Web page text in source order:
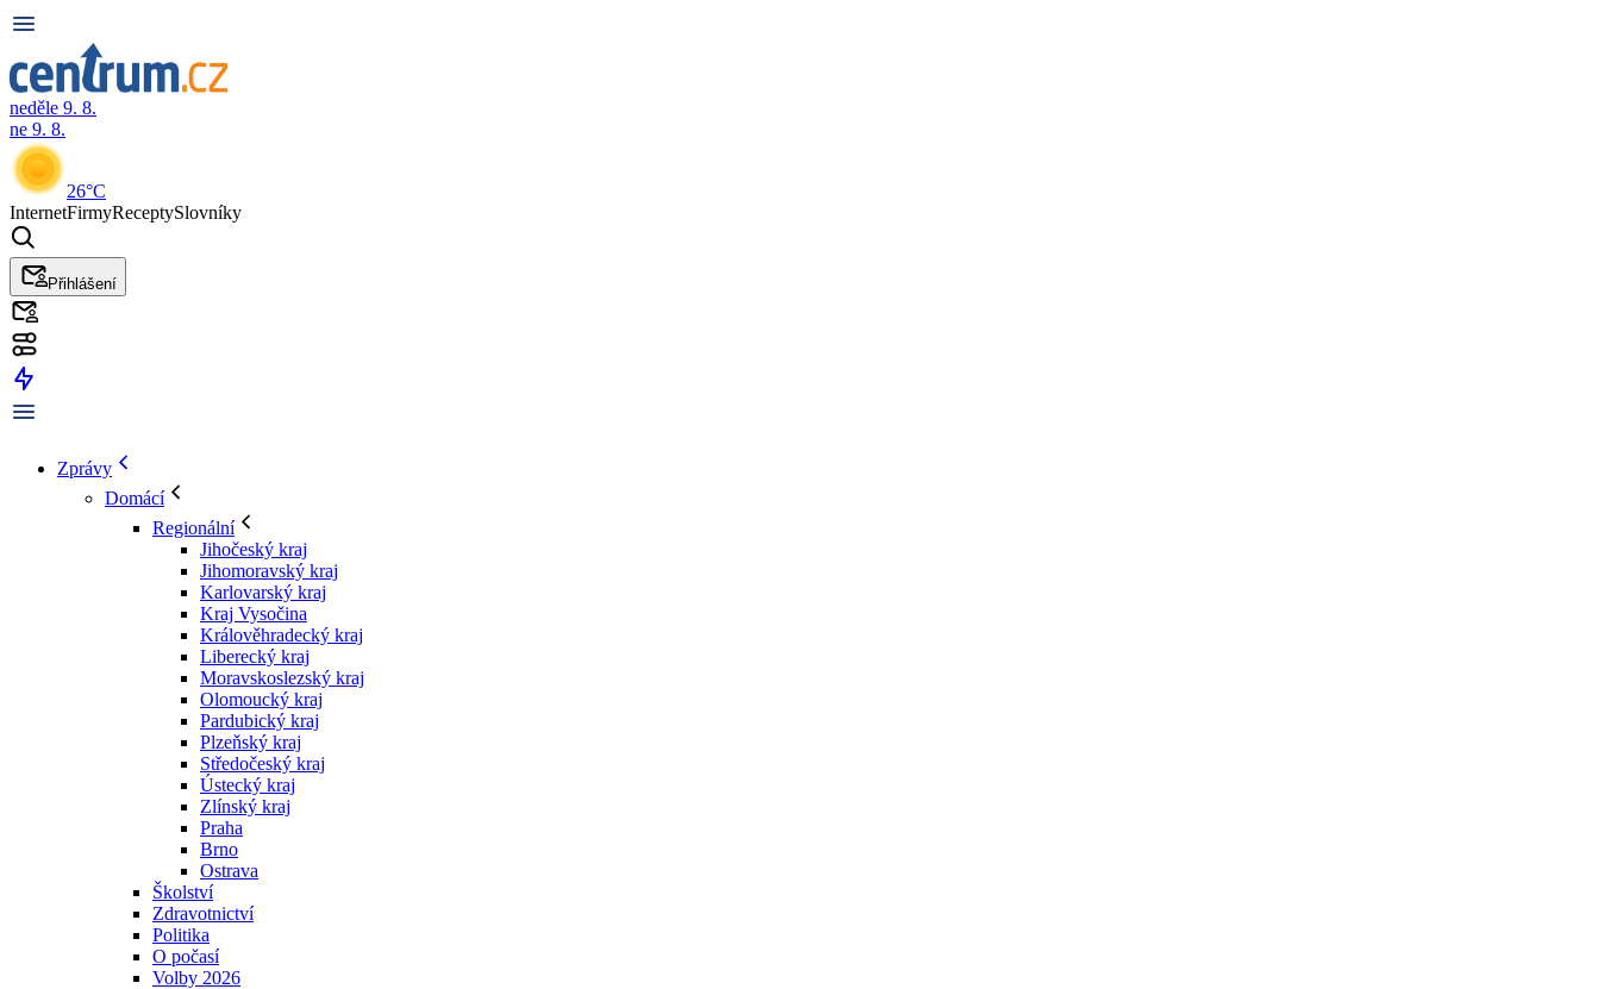
neděle 9. 8.
ne 9. 8.
26°C
InternetFirmyReceptySlovníky
Přihlášení
Zprávy
Domácí
Regionální
Jihočeský kraj
Jihomoravský kraj
Karlovarský kraj
Kraj Vysočina
Králověhradecký kraj
Liberecký kraj
Moravskoslezský kraj
Olomoucký kraj
Pardubický kraj
Plzeňský kraj
Středočeský kraj
Ústecký kraj
Zlínský kraj
Praha
Brno
Ostrava
Školství
Zdravotnictví
Politika
O počasí
Volby 2026